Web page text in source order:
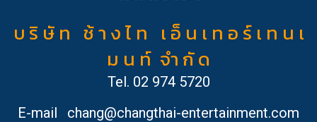
บ ริ ษั ท ช้ า ง ไ ท เ อ็ น เ ท อ ร์ เ ท น เ
ม น ท์ จำ กั ด
Tel. 02 974 5720
E-mail
chang@changthai-entertainment.com